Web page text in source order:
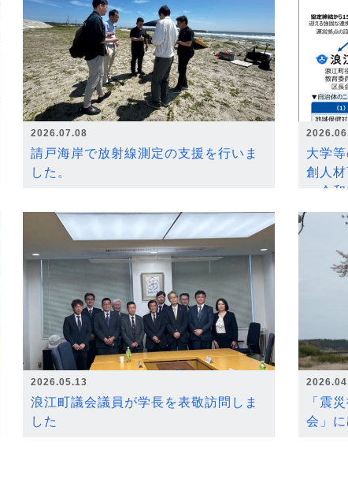
2026.07.08
請戸海岸で放射線測定の支援を行いま
した。
大学
創人
～令
2026.05.13
浪江町議会議員が学長を表敬訪問しま
した
「震
会」